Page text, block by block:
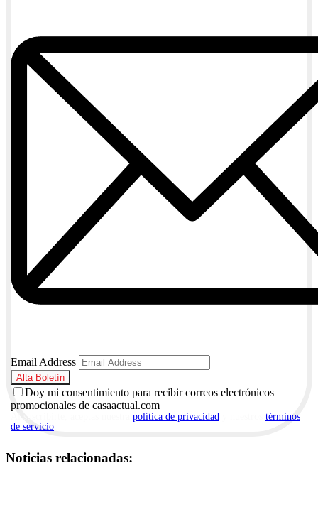
Email Address
Doy mi consentimiento para recibir correos electrónicos
promocionales de casaactual.com
política de privacidad
términos
de servicio
Noticias relacionadas: